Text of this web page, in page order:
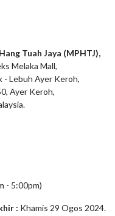
Tuah Jaya (MPHTJ),
Melaka Mall,
- Lebuh Ayer Keroh,
Ayer Keroh,
- 5:00pm)
: Khamis 29 Ogos 2024.